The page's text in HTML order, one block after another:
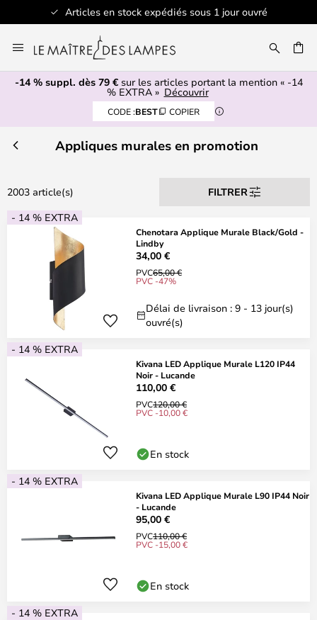
Articles en stock expédiés sous 1 jour ouvré
au
contenu
-14 % suppl. dès 79 €sur les articles portant la mention « -14
% EXTRA » Découvrir
CODE :BEST COPIER
Appliques murales en promotion
2003 article(s)
FILTRER
- 14 % EXTRA
Chenotara Applique Murale Black/Gold -
Lindby
34,00 €
PVC65,00 €
PVC -47%
Délai de livraison : 9 - 13 jour(s)
ouvré(s)
- 14 % EXTRA
Kivana LED Applique Murale L120 IP44
Noir - Lucande
110,00 €
PVC120,00 €
PVC -10,00 €
En stock
- 14 % EXTRA
Kivana LED Applique Murale L90 IP44 Noir
- Lucande
95,00 €
PVC110,00 €
PVC -15,00 €
En stock
- 14 % EXTRA